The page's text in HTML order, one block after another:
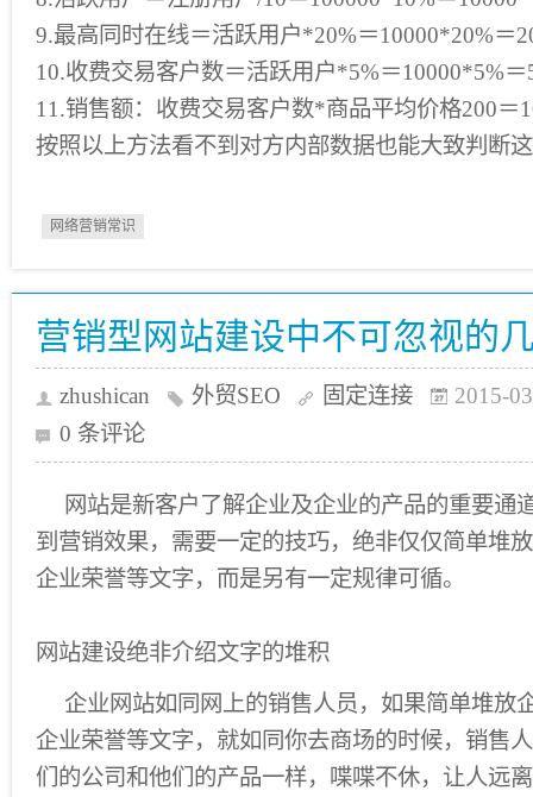
9.最高同时在线＝活跃用户*20%＝10000*20%＝
10.收费交易客户数＝活跃用户*5%＝10000*5%＝
11.销售额：收费交易客户数*商品平均价格200＝
按照以上方法看不到对方内部数据也能大致判断
网络营销常识
营销型网站建设中不可忽视的
zhushican 外贸SEO 固定连接
2015-
0 条评论
网站是新客户了解企业及企业的产品的重要通
到营销效果，需要一定的技巧，绝非仅仅简单堆
企业荣誉等文字，而是另有一定规律可循。
网站建设绝非介绍文字的堆积
企业网站如同网上的销售人员，如果简单堆放
企业荣誉等文字，就如同你去商场的时候，销售
们的公司和他们的产品一样，喋喋不休，让人远